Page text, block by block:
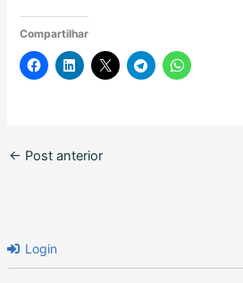
Compartilhar
← Post anterior
Login